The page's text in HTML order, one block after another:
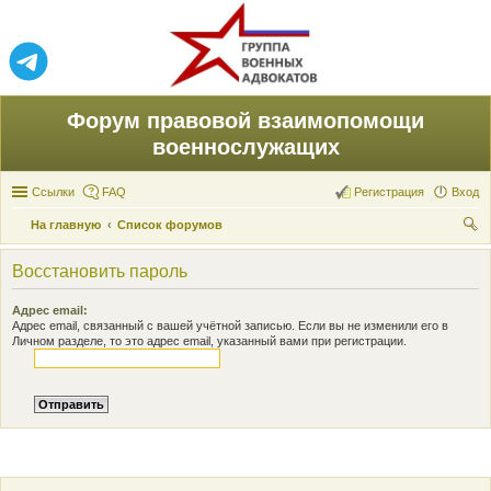
Форум правовой взаимопомощи
военнослужащих
Ссылки FAQ Вход
Регистрация
На главную
Список форумов
ои
Восстановить пароль
Адрес email:
Адрес email, связанный с вашей учётной записью. Если вы не изменили его в
Личном разделе, то это адрес email, указанный вами при регистрации.